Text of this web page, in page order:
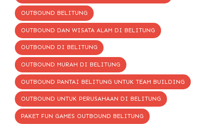
OUTBOUND BELITUNG
OUTBOUND DAN WISATA ALAM DI BELITUNG
OUTBOUND DI BELITUNG
OUTBOUND MURAH DI BELITUNG
OUTBOUND PANTAI BELITUNG UNTUK TEAM BUILDING
OUTBOUND UNTUK PERUSAHAAN DI BELITUNG
PAKET FUN GAMES OUTBOUND BELITUNG